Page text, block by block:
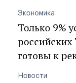
Экономика
Только 9%
российских
готовы к
Новости